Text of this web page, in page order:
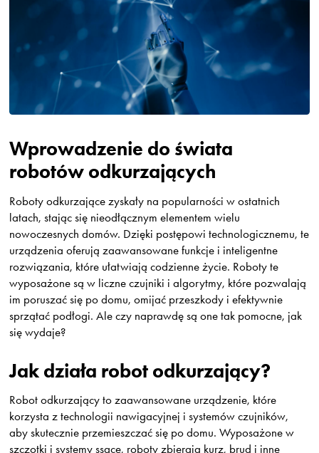
Wprowadzenie do świata
robotów odkurzających
Roboty odkurzające zyskały na popularności w ostatnich
latach, stając się nieodłącznym elementem wielu
nowoczesnych domów. Dzięki postępowi technologicznemu, te
urządzenia oferują zaawansowane funkcje i inteligentne
rozwiązania, które ułatwiają codzienne życie. Roboty te
wyposażone są w liczne czujniki i algorytmy, które pozwalają
im poruszać się po domu, omijać przeszkody i efektywnie
sprzątać podłogi. Ale czy naprawdę są one tak pomocne, jak
się wydaje?
Jak działa robot odkurzający?
Robot odkurzający to zaawansowane urządzenie, które
korzysta z technologii nawigacyjnej i systemów czujników,
aby skutecznie przemieszczać się po domu. Wyposażone w
szczotki i systemy ssące, roboty zbierają kurz, brud i inne